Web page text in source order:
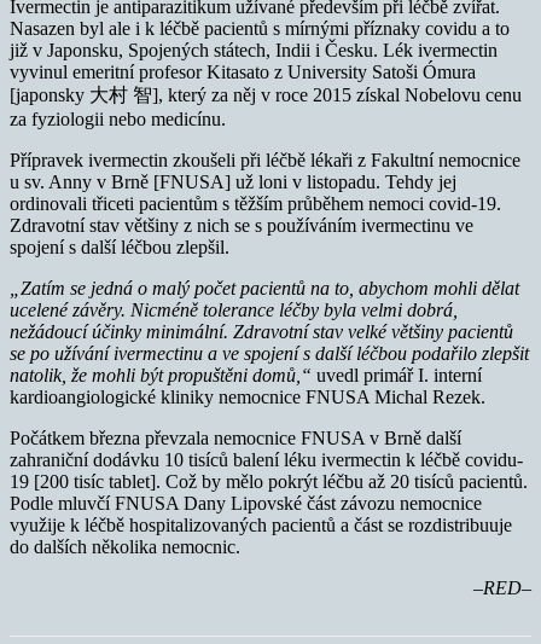
Ivermectin je antiparazitikum užívané především při léčbě zvířat.
Nasazen byl ale i k léčbě pacientů s mírnými příznaky covidu a to
již v Japonsku, Spojených státech, Indii i Česku. Lék ivermectin
vyvinul emeritní profesor Kitasato z University Satoši Ómura
[japonsky 大村 智], který za něj v roce 2015 získal Nobelovu cenu
za fyziologii nebo medicínu.
Přípravek ivermectin zkoušeli při léčbě lékaři z Fakultní nemocnice
u sv. Anny v Brně [FNUSA] už loni v listopadu. Tehdy jej
ordinovali třiceti pacientům s těžším průběhem nemoci covid-19.
Zdravotní stav většiny z nich se s používáním ivermectinu ve
spojení s další léčbou zlepšil.
„Zatím se jedná o malý počet pacientů na to, abychom mohli dělat
ucelené závěry. Nicméně tolerance léčby byla velmi dobrá,
nežádoucí účinky minimální. Zdravotní stav velké většiny pacientů
se po užívání ivermectinu a ve spojení s další léčbou podařilo zlepšit
natolik, že mohli být propuštěni domů,“ uvedl primář I. interní
kardioangiologické kliniky nemocnice FNUSA Michal Rezek.
Počátkem března převzala nemocnice FNUSA v Brně další
zahraniční dodávku 10 tisíců balení léku ivermectin k léčbě covidu-
19 [200 tisíc tablet]. Což by mělo pokrýt léčbu až 20 tisíců pacientů.
Podle mluvčí FNUSA Dany Lipovské část závozu nemocnice
využije k léčbě hospitalizovaných pacientů a část se rozdistribuuje
do dalších několika nemocnic.
–RED–